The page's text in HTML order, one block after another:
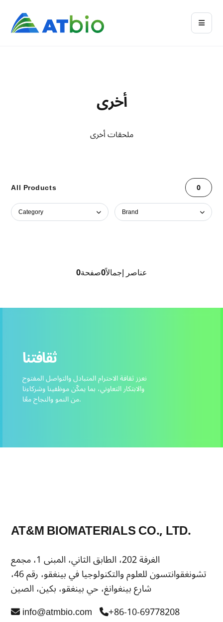
أخرى
ملحقات أخرى
All Products
Category Brand
0
0صفحة0عناصر إجمالاً
ثقافتنا
نعزز ثقافة الاحترام المتبادل والتواصل المفتوح
والابتكار التعاوني، بما يمكّن موظفينا وشركاءنا
من النمو والنجاح معًا.
AT&M BIOMATERIALS CO., LTD.
الغرفة 202، الطابق الثاني، المبنى 1، مجمع
تشونغقوانتسون للعلوم والتكنولوجيا في بينغقو، رقم 46،
شارع بينغوانغ، حي بينغقو، بكين، الصين
info@atmbio.com +86-10-69778208